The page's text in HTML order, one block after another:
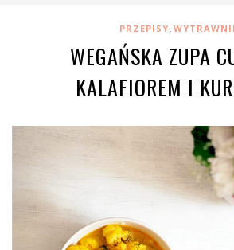
PRZEPISY,
WEGAŃSKA ZUPA
KALAFIOREM I